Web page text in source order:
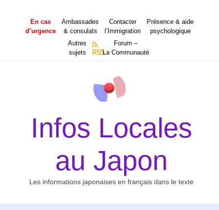
contenu
En cas
d’urgence
Ambassades
& consulats
Contacter
l’Immigration
Présence & aide
psychologique
Autres
sujets
RSS
Forum –
La Communauté
Infos Locales
au Japon
Les informations japonaises en français dans le texte